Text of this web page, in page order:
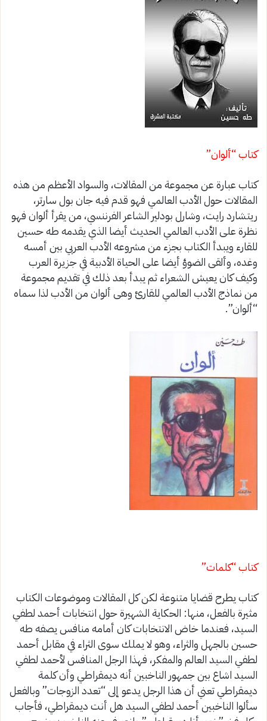
كتاب “ألوان”
كتاب عبارة عن مجموعة من المقالات، والسواد الأعظم من هذه
المقالات حول الأدب العالمي فهو قدم فيه جان بول سارتر،
ريتشارد رايت، وشارل بودلير الشاعر الفرننسي، من يقرأ ألوان فهو
نظرة على الأدب العالمي الحديث أيضا الذي يقدمه طه حسين
للقارء ويبدأ الكتاب بجزء من مشروعه الأدب العربي بين أمسه
وغده، وألقى الضوؤ أيضا على الحياة الأدبية في جزيرة العرب
‏وكيف كان يعيش الشعراء ثم يبدأ بعد ذلك في تقديم مجموعة
من نماذج الأدب العالمي للقارئ وهى ألوان من الأدب لذا سماه
“ألوان”.
كتاب “كلمات”
كتاب يطرح قضايا متنوعة لكن كل المقالات وموضوعات الكتاب
مثيرة بالفعل، منها: الحكاية الشهيرة حول انتخابات أحمد لطفي
السيد، فعندما خاض الانتخابات كان أمامه منافس يصفه طه
حسين بالجهل والثراء، وهو لا يملك سوى الثراء في مقابل أحمد
لطفي السيد العالم والمفكر، فهذا الرجل المنافس لأحمد لطفي
السيد اشاع بين جمهور الناخبين أنه ديمقراطي وأن كلمة
ديمقراطي تعني أن هذا الرجل يدعو إلى “تعدد الزوجات” وبالفعل
سألوا الناخبين أحمد لطفي السيد هل أنت ديمقراطي، فأجاب